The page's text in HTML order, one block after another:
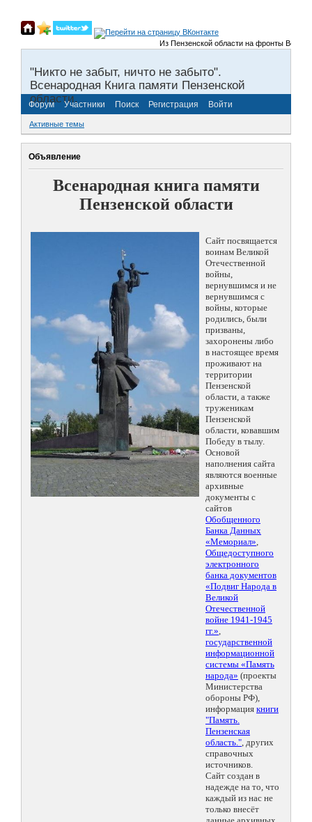
Из Пензенской области на фронты
"Никто не забыт, ничто не забыто".
Всенародная Книга памяти Пензенской
области.
Форум Участники Поиск Регистрация Войти
Активные темы
Объявление
Всенародная книга памяти
Пензенской области
Сайт посвящается
воинам Великой
Отечественной
войны,
вернувшимся и не
вернувшимся с
войны, которые
родились, были
призваны,
захоронены либо
в настоящее время
проживают на
территории
Пензенской
области, а также
труженикам
Пензенской
области, ковавшим
Победу в тылу.
Основой
наполнения сайта
являются военные
архивные
документы с
сайтов
Обобщенного
Банка Данных
«Мемориал»,
Общедоступного
электронного
банка документов
«Подвиг Народа в
Великой
Отечественной
войне 1941-1945
гг.»,
государственной
информационной
системы «Память
народа» (проекты
Министерства
обороны РФ),
информация книги
"Память.
Пензенская
область.", других
справочных
источников.
Сайт создан в
надежде на то, что
каждый из нас не
только внесёт